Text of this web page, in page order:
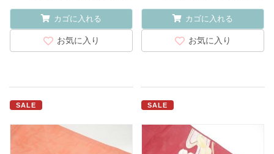
カゴに入れる
お気に入り
カゴに入れる
お気に入り
SALE SALE